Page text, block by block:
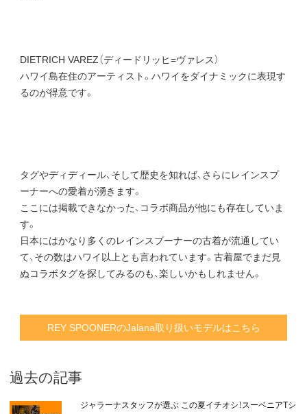
DIETRICH VAREZ（ディードリッヒ=ヴァレス）
ハワイ島在住のアーティスト。ハワイをダイナミックに表現す
るのが得意です。
タグやディディール、そして歴史を知れば、さらにレインスプ
ーナーへの愛着が湧きます。
ここには掲載できなかった、コラボ商品が他にも存在していま
す。
日本にはかなり多くのレインスプーナーの古着が流通してい
て、その数はハワイ以上とも言われています。古着屋でまだ見
ぬコラボタグを探してみるのも、楽しいかもしれません。
REY SPOONERのJalana取り扱いモデルはこちら
過去の記事
ジャラーナスタッフが選ぶ この夏イチオシ！スーベニアTシ